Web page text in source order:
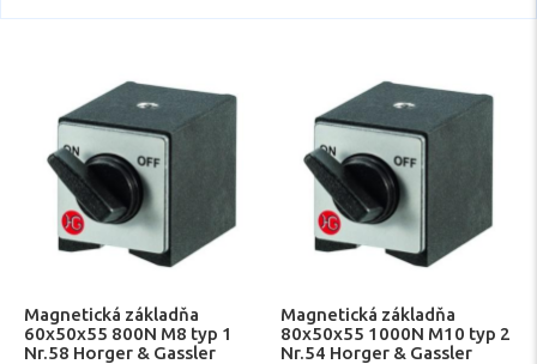
Magnetická základňa
60x50x55 800N M8 typ 1
Nr.58 Horger & Gassler
Magnetická základňa
80x50x55 1000N M10 typ 2
Nr.54 Horger & Gassler